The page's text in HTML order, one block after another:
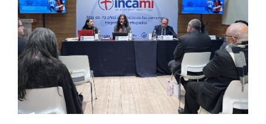
Estudiantes
Académicos
Funcionarios
Alumni